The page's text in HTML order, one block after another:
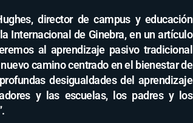
director de campus y educación
Internacional de Ginebra, en un artículo
al aprendizaje pasivo tradicional
camino centrado en el bienestar de
desigualdades del aprendizaje
y las escuelas, los padres y los